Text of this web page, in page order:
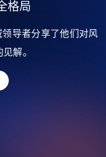
格局
导者分享了他们对风
解。